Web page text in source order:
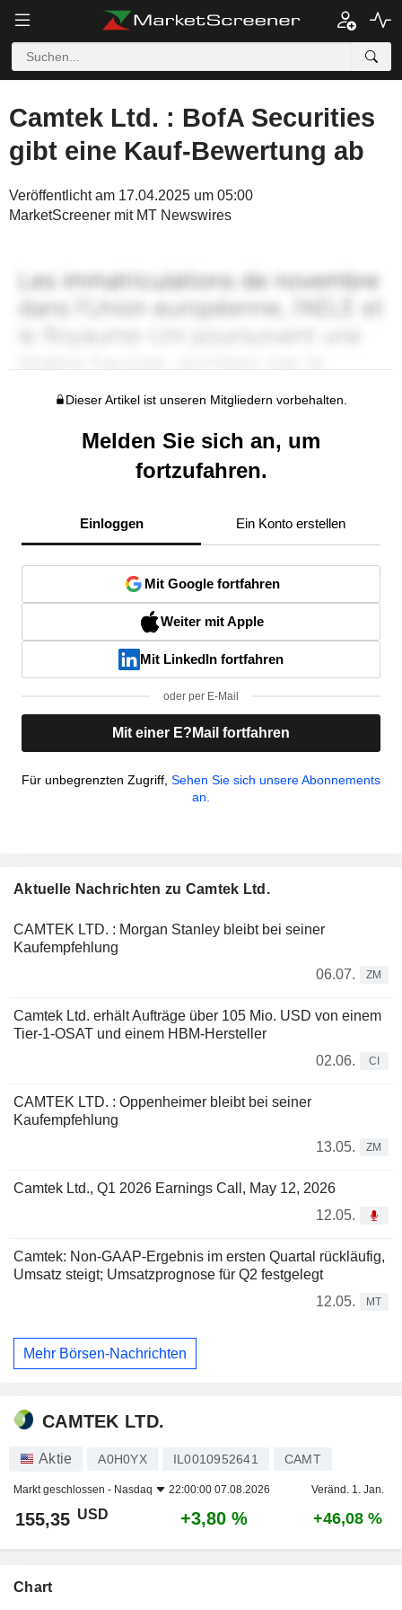
Camtek Ltd. : BofA Securities
gibt eine Kauf-Bewertung ab
Veröffentlicht am 17.04.2025 um 05:00
MarketScreener mit MT Newswires
Dieser Artikel ist unseren Mitgliedern vorbehalten.
Melden Sie sich an, um
fortzufahren.
Einloggen Ein Konto erstellen
Mit Google fortfahren
Weiter mit Apple
Mit LinkedIn fortfahren
oder per E-Mail
Mit einer E?Mail fortfahren
Für unbegrenzten Zugriff, Sehen Sie sich unsere Abonnements
an.
Aktuelle Nachrichten zu Camtek Ltd.
CAMTEK LTD. : Morgan Stanley bleibt bei seiner
Kaufempfehlung
06.07.
ZM
Camtek Ltd. erhält Aufträge über 105 Mio. USD von einem
Tier-1-OSAT und einem HBM-Hersteller
02.06.
CI
CAMTEK LTD. : Oppenheimer bleibt bei seiner
Kaufempfehlung
13.05.
ZM
Camtek Ltd., Q1 2026 Earnings Call, May 12, 2026
12.05.
Camtek: Non-GAAP-Ergebnis im ersten Quartal rückläufig,
Umsatz steigt; Umsatzprognose für Q2 festgelegt
12.05.
MT
Mehr Börsen-Nachrichten
CAMTEK LTD.
Aktie A0H0YX IL0010952641 CAMT
Markt geschlossen - Nasdaq 22:00:00 07.08.2026 Veränd. 1. Jan.
155,35 USD +3,80 % +46,08 %
Chart